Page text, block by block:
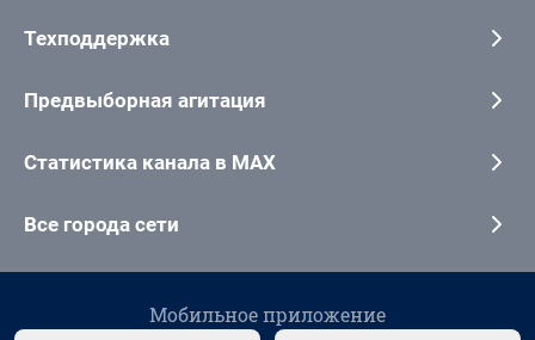
Техподдержка
Предвыборная агитация
Статистика канала в MAX
Все города сети
Мобильное приложение